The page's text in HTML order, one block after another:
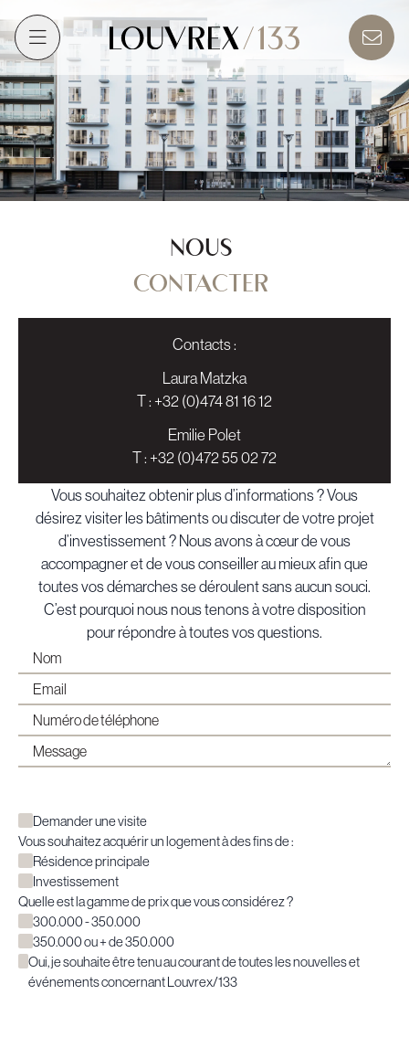
NOUS
CONTACTER
Vous souhaitez obtenir plus d’informations ? Vous
désirez visiter les bâtiments ou discuter de votre projet
d’investissement ? Nous avons à cœur de vous
accompagner et de vous conseiller au mieux afin que
toutes vos démarches se déroulent sans aucun souci.
C’est pourquoi nous nous tenons à votre disposition
pour répondre à toutes vos questions.
Contacts :
Laura Matzka
T : +32 (0)474 81 16 12
Emilie Polet
T : +32 (0)472 55 02 72
Demander une visite
Vous souhaitez acquérir un logement à des fins de :
Résidence principale
Investissement
Quelle est la gamme de prix que vous considérez ?
300.000 - 350.000
350.000 ou + de 350.000
Oui, je souhaite être tenu au courant de toutes les nouvelles et
événements concernant Louvrex/133